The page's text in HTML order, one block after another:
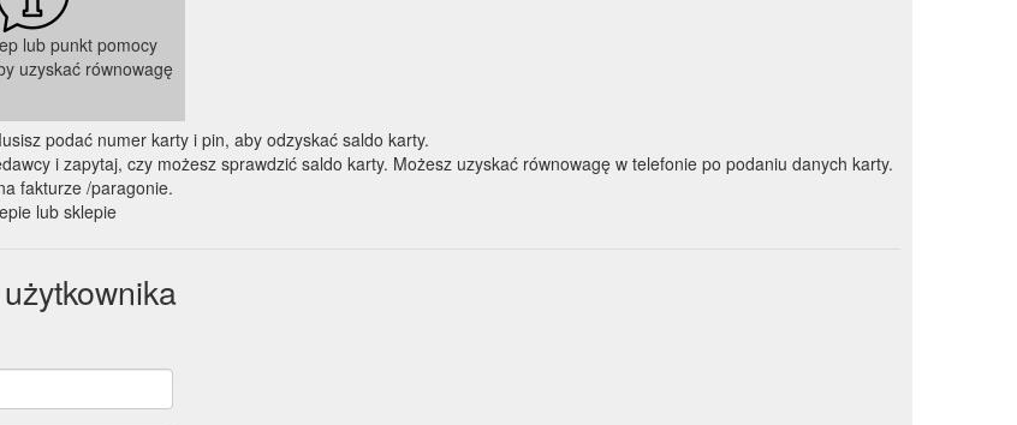
lub punkt pomocy
uzyskać równowagę
podać numer karty i pin, aby odzyskać saldo karty.
i zapytaj, czy możesz sprawdzić saldo karty. Możesz uzyskać równowagę w telefonie po podaniu danych karty.
fakturze /paragonie.
lub sklepie